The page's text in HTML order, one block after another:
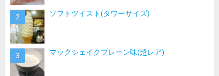
ソフトツイスト(タワーサイズ)
マックシェイクプレーン味(超レア)